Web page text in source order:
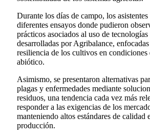
Durante los días de campo, los
diferentes ensayos donde pudieron
prácticos asociados al uso de
desarrolladas por Agribalance,
resiliencia de los cultivos en condiciones
abiótico.
Asimismo, se presentaron alternativas
plagas y enfermedades mediante
residuos, una tendencia cada vez más
responder a las exigencias de los
manteniendo altos estándares de calidad
producción.